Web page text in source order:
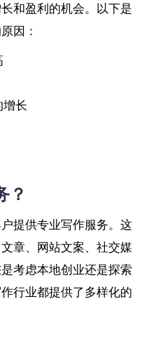
和盈利的机会。以下是
因：
增长
？
提供专业写作服务。这
章、网站文案、社交媒
考虑本地创业还是探索
作行业都提供了多样化的